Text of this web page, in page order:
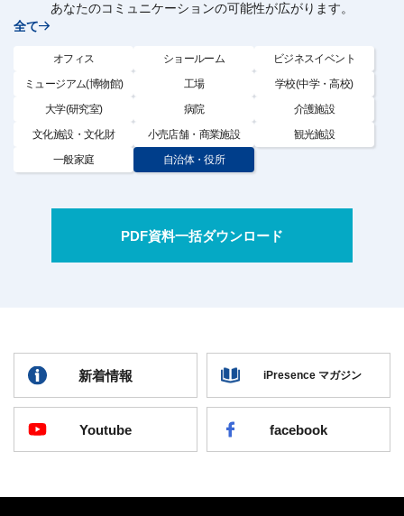
あなたのコミュニケーションの可能性が広がります。
全て
オフィス ショールーム
ビジネスイベント
ミュージアム(博物館)
工場
学校(中学・高校)
大学(研究室)
病院
介護施設
文化施設・文化財
小売店舗・商業施設
観光施設
一般家庭
自治体・役所
PDF資料一括ダウンロード
新着情報 iPresence マガジン
Youtube facebook